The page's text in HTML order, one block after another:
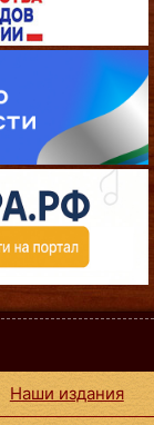
Наши издания